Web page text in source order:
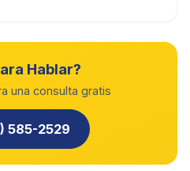
Hablar?
una consulta gratis
585-2529